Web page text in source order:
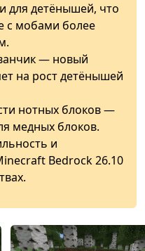
для детёнышей, что
с мобами более
— новый
на рост детёнышей
нотных блоков —
медных блоков.
и
Bedrock 26.10